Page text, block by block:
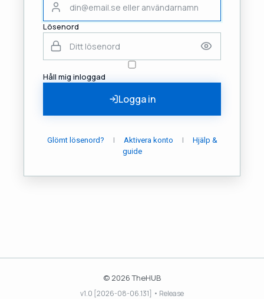
Lösenord
Håll mig inloggad
Logga in
Glömt lösenord? | Aktivera konto |
Hjälp &
guide
© 2026 TheHUB
v1.0 [2026-08-06.131] • Release